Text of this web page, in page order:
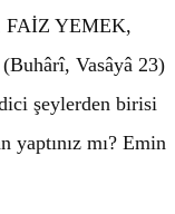
FAİZ YEMEK,
Vasâyâ 23)
şeylerden birisi
yaptınız mı? Emin